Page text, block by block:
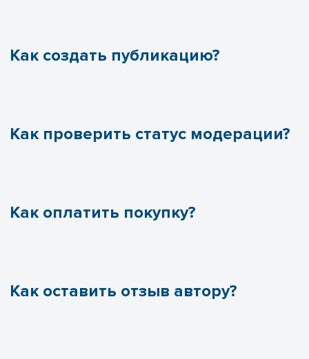
Как создать публикацию?
Как проверить статус модерации?
Как оплатить покупку?
Как оставить отзыв автору?